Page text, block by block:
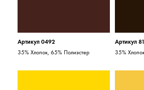
Артикул 0492
35% Хлопок, 65% Полиэстер
Артикул
35%